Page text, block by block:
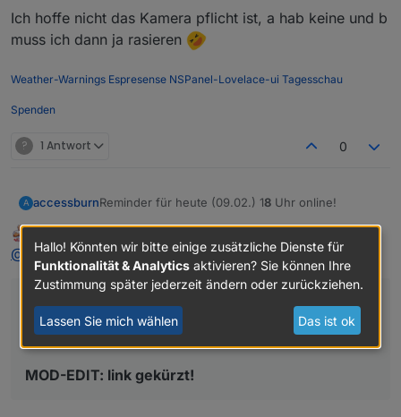
Ich hoffe nicht das Kamera pflicht ist, a hab keine und b
muss ich dann ja rasieren
Weather-Warnings Espresense NSPanel-Lovelace-ui Tagesschau
Spenden
? 1 Antwort 0
A accessburnReminder für heute (09.02.) 18 Uhr online!
MOD-EDIT: link gekürzt!
Offline zuletzt editiert von
@ accessburnsagte inUsertreffen: Ffm:
Reminder für heute (09.02.) 16 Uhr online!
Meeting link:https://teams.live.com/meet/9321
MOD-EDIT: link gekürzt!
Hallo! Könnten wir bitte einige zusätzliche Dienste für
Funktionalität & Analytics aktivieren? Sie können Ihre
Zustimmung später jederzeit ändern oder zurückziehen.
Lassen Sie mich wählen Das ist ok